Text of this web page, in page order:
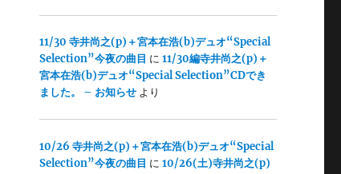
11/30 寺井尚之(p)＋宮本在浩(b)デュオ“Special
Selection”今夜の曲目 に 11/30編寺井尚之(p)＋
宮本在浩(b)デュオ“Special Selection”CDでき
ました。 – お知らせより
10/26 寺井尚之(p)＋宮本在浩(b)デュオ“Special
Selection”今夜の曲目 に 10/26(土)寺井尚之(p)